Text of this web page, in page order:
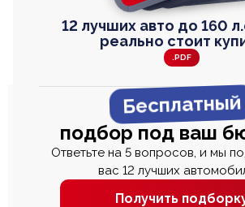
12 лучших авто до 160
реально стоит
.PDF
Бесплатный
подбор под ваш
Ответьте на 5 вопросов, и мы
вас 12 лучших
Получить